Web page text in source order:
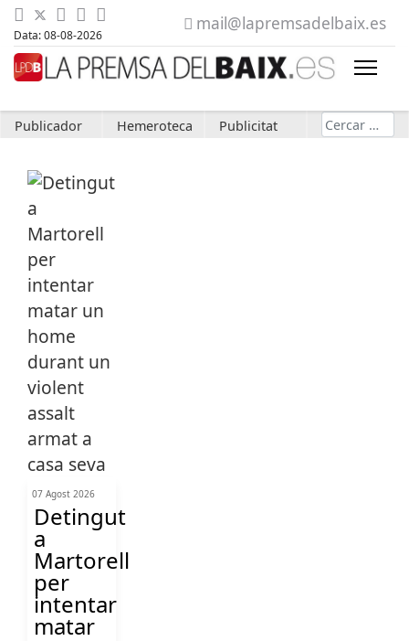
Data: 08-08-2026
mail@lapremsadelbaix.es
Publicador Hemeroteca Publicitat Cerca
07 Agost 2026
Detingut
a
Martorell
per
intentar
matar